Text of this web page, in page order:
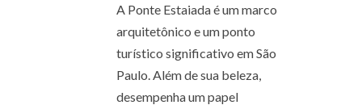
A Ponte Estaiada é um marco
arquitetônico e um ponto
turístico significativo em São
Paulo. Além de sua beleza,
desempenha um papel